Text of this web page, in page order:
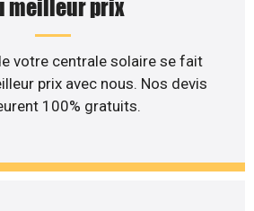
meilleur prix
votre centrale solaire se fait
prix avec nous. Nos devis
100% gratuits.